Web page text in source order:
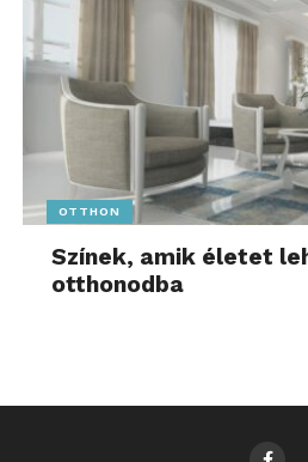
OTTHON
Színek, amik életet
otthonodba